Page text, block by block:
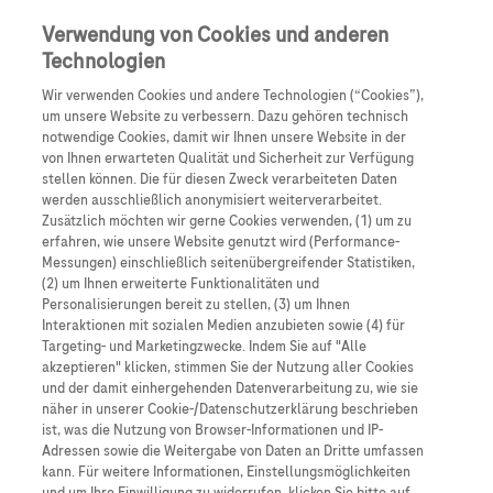
Anmelden
Nervennahrung
Nervennahrung Podcast Spezial
DGN 2025
12. - 15. November 2025
Verwendung von Cookies und anderen
Technologien
Wir verwenden Cookies und andere Technologien (“Cookies”),
um unsere Website zu verbessern. Dazu gehören technisch
notwendige Cookies, damit wir Ihnen unsere Website in der
von Ihnen erwarteten Qualität und Sicherheit zur Verfügung
stellen können. Die für diesen Zweck verarbeiteten Daten
werden ausschließlich anonymisiert weiterverarbeitet.
Zusätzlich möchten wir gerne Cookies verwenden, (1) um zu
erfahren, wie unsere Website genutzt wird (Performance-
Messungen) einschließlich seitenübergreifender Statistiken,
(2) um Ihnen erweiterte Funktionalitäten und
Personalisierungen bereit zu stellen, (3) um Ihnen
Interaktionen mit sozialen Medien anzubieten sowie (4) für
Targeting- und Marketingzwecke. Indem Sie auf "Alle
akzeptieren" klicken, stimmen Sie der Nutzung aller Cookies
und der damit einhergehenden Datenverarbeitung zu, wie sie
näher in unserer Cookie-/Datenschutzerklärung beschrieben
ist, was die Nutzung von Browser-Informationen und IP-
Adressen sowie die Weitergabe von Daten an Dritte umfassen
kann. Für weitere Informationen, Einstellungsmöglichkeiten